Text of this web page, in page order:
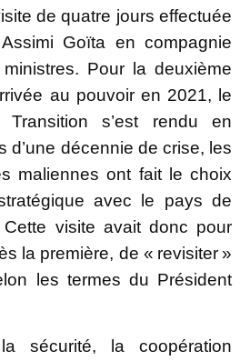
de quatre jours effectuée
Goïta en compagnie
Pour la deuxième
au pouvoir en 2021, le
s’est rendu en
d’une décennie de crise, les
maliennes ont fait le choix
avec le pays de
Cette visite avait donc pour
la première, de « revisiter »
les termes du Président
sécurité, la coopération